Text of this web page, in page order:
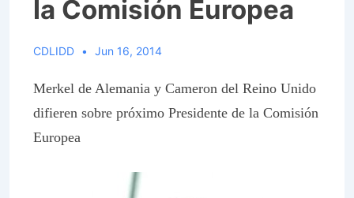
la Comisión Europea
CDLIDD Jun 16, 2014
Merkel de Alemania y Cameron del Reino Unido
difieren sobre próximo Presidente de la Comisión
Europea